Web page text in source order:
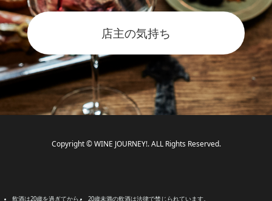
店主の気持ち
Copyright © WINE JOURNEY!. ALL Rights Reserved.
飲酒は20歳を過ぎてから。 20歳未満の飲酒は法律で禁じられています。